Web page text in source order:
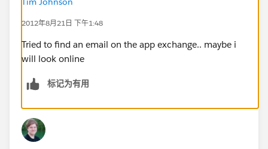
2012年8月21日 下午1:48
Tried to find an email on the app exchange.. maybe i
will look online
标记为有用